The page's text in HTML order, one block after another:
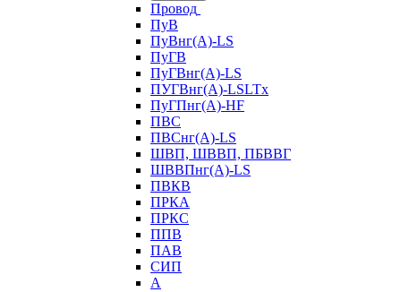
Провод
ПуВ
ПуВнг(А)-LS
ПуГВ
ПуГВнг(А)-LS
ПУГВнг(А)-LSLTx
ПуГПнг(А)-HF
ПВС
ПВСнг(А)-LS
ШВП, ШВВП, ПБВВГ
ШВВПнг(А)-LS
ПВКВ
ПРКА
ПРКС
ППВ
ПАВ
СИП
А